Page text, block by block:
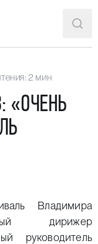
и балета
2 мин
«ОЧЕНЬ
Владимира
дирижер
руководитель